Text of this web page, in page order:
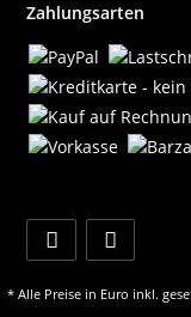
Zahlungsarten
* Alle Preise in Euro inkl.